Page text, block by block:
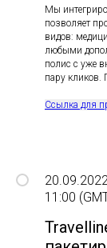
Мы
позволяет
видов:
любыми
полис с уже
пару кликов.
Ссылка для
11:00